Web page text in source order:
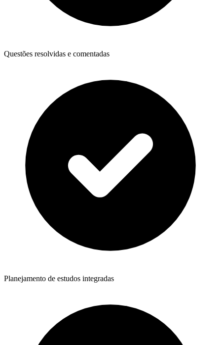
Questões resolvidas e comentadas
Planejamento de estudos integradas